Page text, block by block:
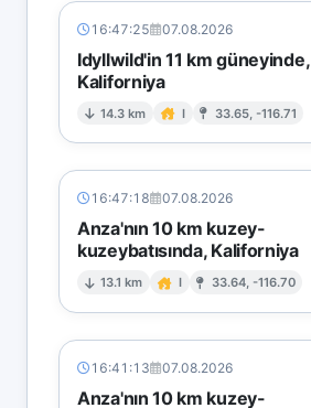
16:47:25 07.08.2026
Idyllwild'in 11 km güneyinde,
Kaliforniya
14.3 km I 33.65, -116.71
16:47:18 07.08.2026
Anza'nın 10 km kuzey-
kuzeybatısında, Kaliforniya
13.1 km I 33.64, -116.70
16:41:13 07.08.2026
Anza'nın 10 km kuzey-